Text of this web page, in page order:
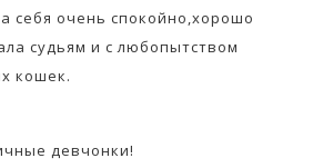
себя очень спокойно,хорошо
судьям и с любопытством
кошек.
девчонки!